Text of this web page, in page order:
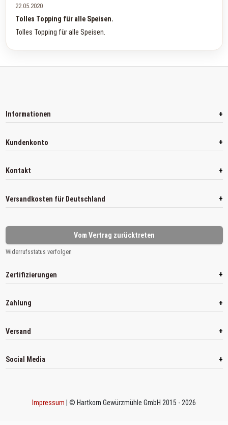
22.05.2020
Tolles Topping für alle Speisen.
Tolles Topping für alle Speisen.
Informationen +
Kundenkonto +
Kontakt +
Versandkosten für Deutschland +
Vom Vertrag zurücktreten
Widerrufsstatus verfolgen
Zertifizierungen +
Zahlung +
Versand +
Social Media +
Impressum | © Hartkorn Gewürzmühle GmbH 2015 - 2026